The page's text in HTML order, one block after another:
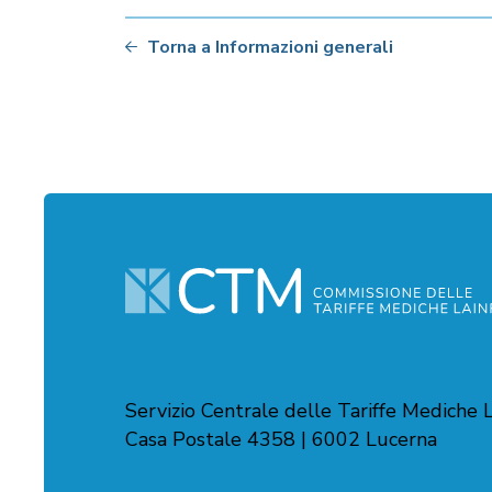
Torna a Informazioni generali
Servizio Centrale delle Tariffe Mediche
Casa Postale 4358 | 6002 Lucerna